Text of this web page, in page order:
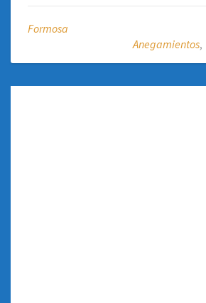
Formosa
Anegamientos,